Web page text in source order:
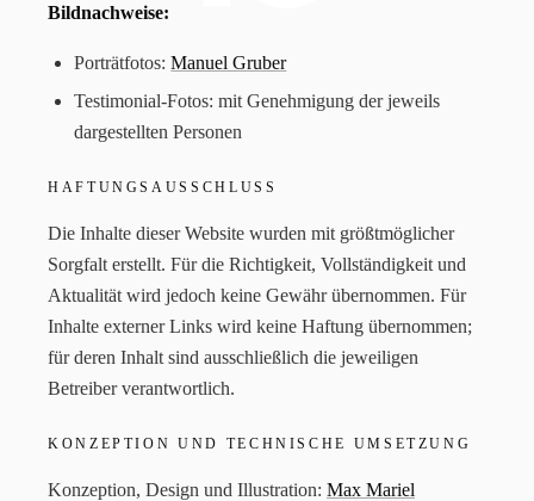
Bildnachweise:
Porträtfotos: Manuel Gruber
Testimonial-Fotos: mit Genehmigung der jeweils
dargestellten Personen
HAFTUNGSAUSSCHLUSS
Die Inhalte dieser Website wurden mit größtmöglicher
Sorgfalt erstellt. Für die Richtigkeit, Vollständigkeit und
Aktualität wird jedoch keine Gewähr übernommen. Für
Inhalte externer Links wird keine Haftung übernommen;
für deren Inhalt sind ausschließlich die jeweiligen
Betreiber verantwortlich.
KONZEPTION UND TECHNISCHE UMSETZUNG
Konzeption, Design und Illustration: Max Mariel